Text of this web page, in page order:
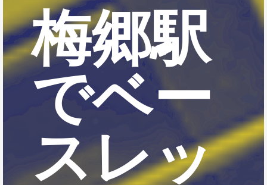
梅郷駅
でベー
スレッ